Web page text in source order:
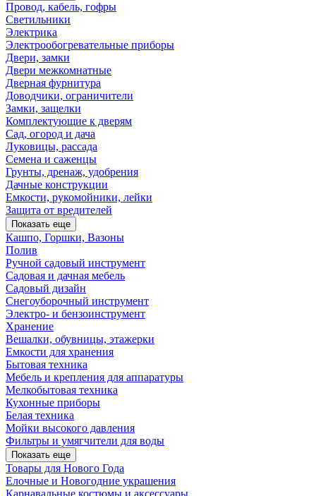
Провод, кабель, гофры
Светильники
Электрика
Электрообогревательные приборы
Двери, замки
Двери межкомнатные
Дверная фурнитура
Доводчики, ограничители
Замки, защелки
Комплектующие к дверям
Сад, огород и дача
Луковицы, рассада
Семена и саженцы
Грунты, дренаж, удобрения
Дачные конструкции
Емкости, рукомойники, лейки
Защита от вредителей
Показать еще
Кашпо, Горшки, Вазоны
Полив
Ручной садовый инструмент
Садовая и дачная мебель
Садовый дизайн
Снегоуборочный инструмент
Электро- и бензоинструмент
Хранение
Вешалки, обувницы, этажерки
Емкости для хранения
Бытовая техника
Мебель и крепления для аппаратуры
Мелкобытовая техника
Кухонные приборы
Белая техника
Мойки высокого давления
Фильтры и умягчители для воды
Показать еще
Товары для Нового Года
Елочные и Новогодние украшения
Карнавальные костюмы и аксессуары